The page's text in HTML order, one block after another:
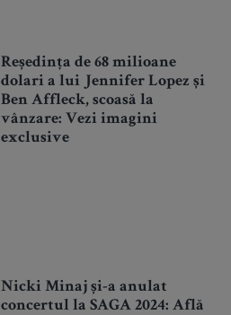
Reședința de 68 milioane
dolari a lui Jennifer Lopez și
Ben Affleck, scoasă la
vânzare: Vezi imagini
exclusive
Nicki Minaj și-a anulat
concertul la SAGA 2024: Află